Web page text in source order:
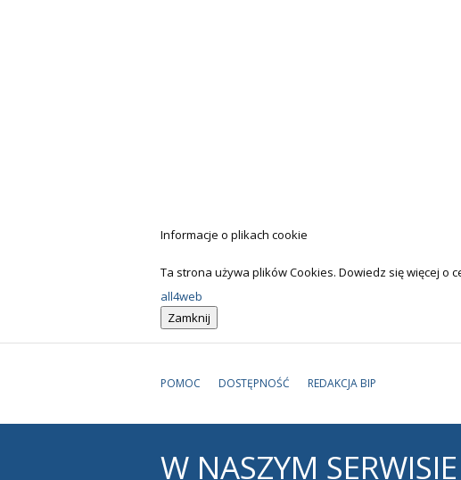
Informacje o plikach cookie
Ta strona używa plików Cookies. Dowiedz się więcej o
all4web
POMOC DOSTĘPNOŚĆ REDAKCJA BIP
WNASZYM SERWISIE